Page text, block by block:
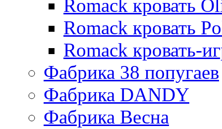
Romack кровать
Romack кровать
Romack кровать-
Фабрика 38 попугаев
Фабрика DАNDY
Фабрика Весна